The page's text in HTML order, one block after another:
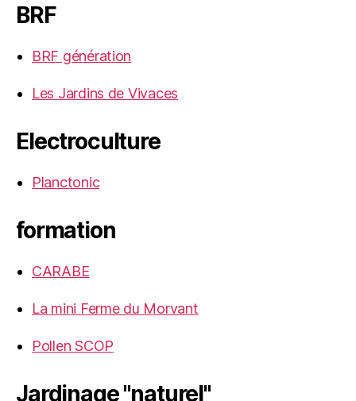
BRF
BRF génération
Les Jardins de Vivaces
Electroculture
Planctonic
formation
CARABE
La mini Ferme du Morvant
Pollen SCOP
Jardinage "naturel"